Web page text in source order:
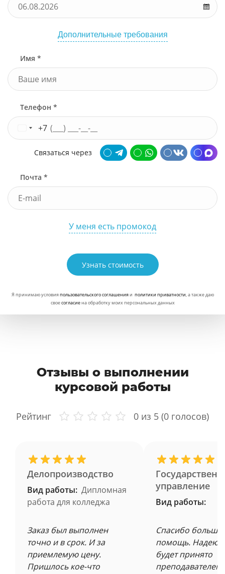
Дополнительные требования
Имя *
Телефон *
+7
Связаться через
Почта *
У меня есть промокод
Узнать стоимость
Я принимаю условияпользовательского соглашенияи политики приватности, а также даю
своесогласиена обработку моих персональных данных
Отзывы о выполнении
курсовой работы
Рейтинг 0 из 5 (0 голосов)
Делопроизводство
Вид работы: Дипломная
работа для колледжа
Заказ был выполнен
точно и в срок. И за
приемлемую цену.
Пришлось кое-что
управление
Вид работы:
Спасибо
помощь.
будет принято
преподавателем